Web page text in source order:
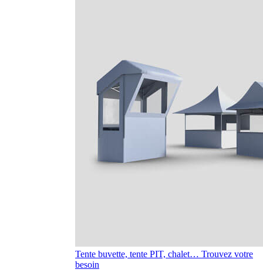
Tente buvette, tente PIT, chalet… Trouvez votre
besoin